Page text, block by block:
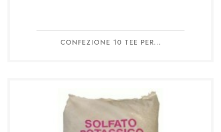
CONFEZIONE 10 TEE PER...